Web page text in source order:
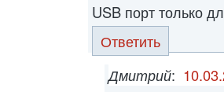
USB порт только
Ответить
Дмитрий: